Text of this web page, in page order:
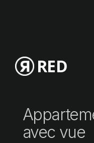
RED
avec vue